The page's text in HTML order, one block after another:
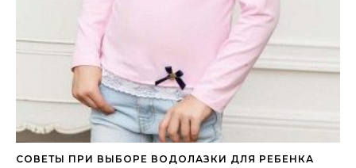
СОВЕТЫ ПРИ ВЫБОРЕ ВОДОЛАЗКИ ДЛЯ РЕБЕНКА